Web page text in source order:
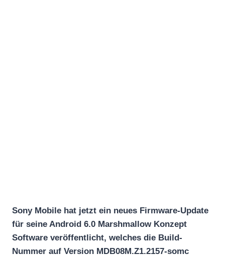
Sony Mobile hat jetzt ein neues Firmware-Update
für seine Android 6.0 Marshmallow Konzept
Software veröffentlicht, welches die Build-
Nummer auf Version MDB08M.Z1.2157-somc